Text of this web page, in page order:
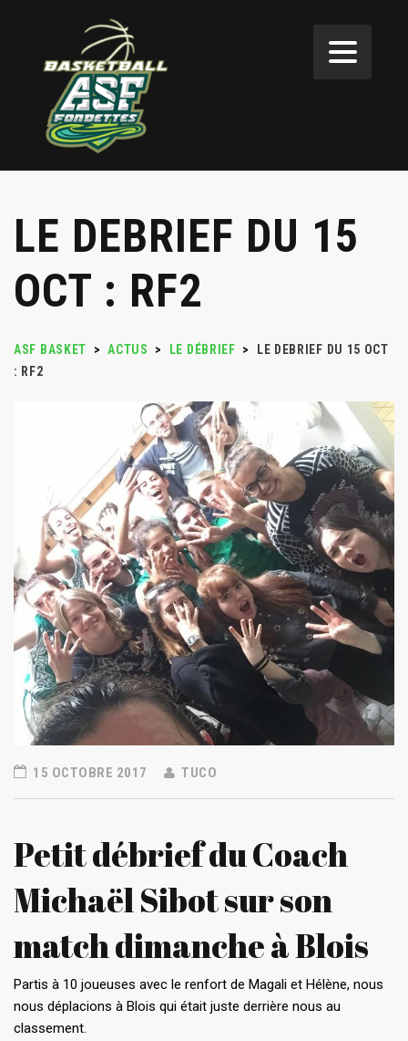
LE DEBRIEF DU 15
OCT : RF2
ASF BASKET > ACTUS > LE DÉBRIEF >
LE DEBRIEF DU 15 OCT
: RF2
15 OCTOBRE 2017 TUCO
Petit débrief du Coach
Michaël Sibot sur son
match dimanche à Blois
Partis à 10 joueuses avec le renfort de Magali et Hélène, nous
nous déplacions à Blois qui était juste derrière nous au
classement.